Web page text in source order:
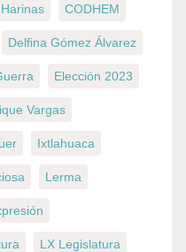
CODHEM
Delfina Gómez Álvarez
Elección 2023
Vargas
Ixtlahuaca
Lerma
LX Legislatura